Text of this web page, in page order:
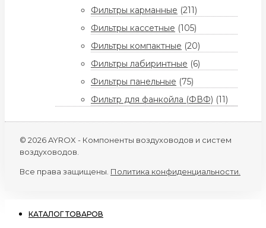
Фильтры карманные (211)
Фильтры кассетные (105)
Фильтры компактные (20)
Фильтры лабиринтные (6)
Фильтры панельные (75)
Фильтр для фанкойла (ФВФ) (11)
© 2026 AYROX - Компоненты воздуховодов и систем
воздуховодов.
Все права защищены. Политика конфиденциальности.
КАТАЛОГ ТОВАРОВ